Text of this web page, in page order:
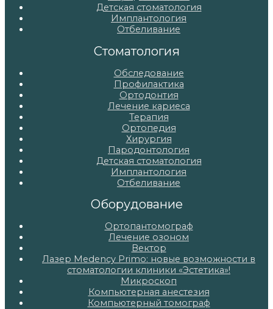
Детская стоматология
Имплантология
Отбеливание
Стоматология
Обследование
Профилактика
Ортодонтия
Лечение кариеса
Терапия
Ортопедия
Хирургия
Пародонтология
Детская стоматология
Имплантология
Отбеливание
Оборудование
Ортопантомограф
Лечение озоном
Вектор
Лазер Medency Primo: новые возможности в
стоматологии клиники «Эстетика»!
Микроскоп
Компьютерная анестезия
Компьютерный томограф